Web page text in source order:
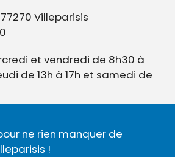
Villeparisis
et vendredi de 8h30 à
de 13h à 17h et samedi de
ne rien manquer de
!